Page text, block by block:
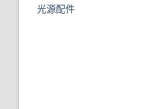
光源配件